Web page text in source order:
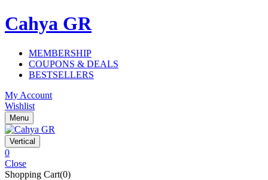
Cahya GR
MEMBERSHIP
COUPONS & DEALS
BESTSELLERS
My Account
Wishlist
Menu
Vertical
0
Close
Shopping Cart(0)